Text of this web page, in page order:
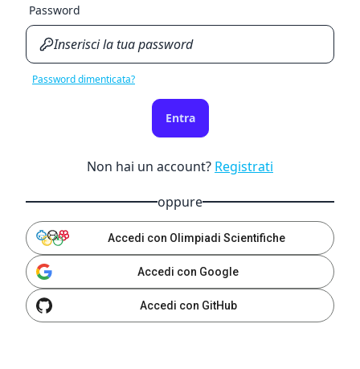
Password
Password dimenticata?
Entra
Non hai un account? Registrati
oppure
Accedi con Olimpiadi Scientifiche
Accedi con Google
Accedi con GitHub